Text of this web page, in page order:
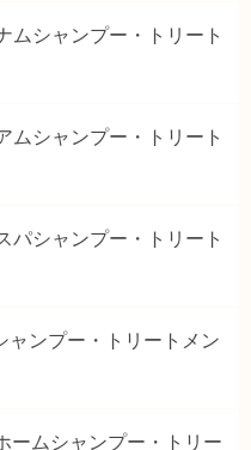
ムシャンプー・トリート
ムシャンプー・トリート
パシャンプー・トリート
ャンプー・トリートメン
ームシャンプー・トリー